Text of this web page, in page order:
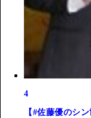
4
【#佐藤優のシ